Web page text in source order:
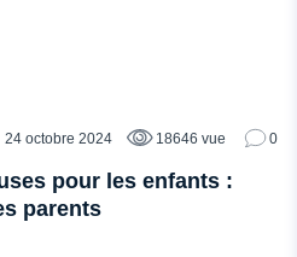
24 octobre 2024 18646 vue 0
pour les enfants :
parents